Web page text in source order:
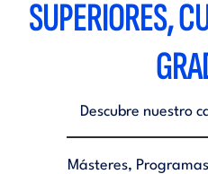
SUPERIORES,
Descubre nuestro
Másteres,